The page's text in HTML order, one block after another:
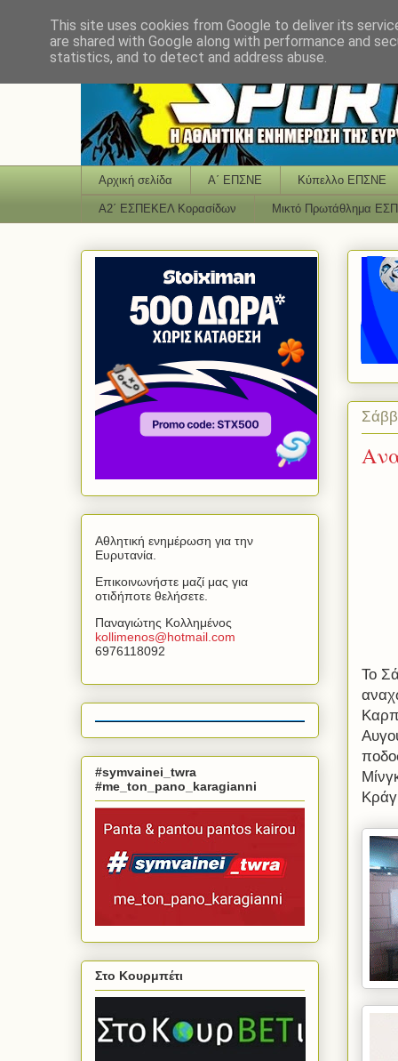
Αρχική σελίδα Α΄ ΕΠΣΝΕ Κύπελλο ΕΠΣΝΕ
Α2΄ ΕΣΠΕΚΕΛ Κορασίδων Μικτό Πρωτάθλημα
Το
Αθλητική ενημέρωση για την
Ευρυτανία.
Επικοινωνήστε μαζί μας για
οτιδήποτε θελήσετε.
Παναγιώτης Κολλημένος
kollimenos@hotmail com
6976118092
#symvainei_twra
#me_ton_pano_karagianni
Στο Κουρμπέτι
This site uses cookies from Google to deliver its
are shared with Google along with performance and
statistics, and to detect and address abuse.